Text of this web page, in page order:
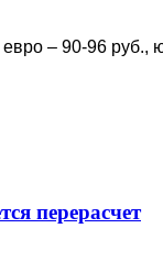
– 90-96 руб.,
перерасчет